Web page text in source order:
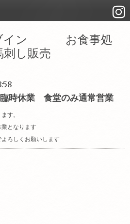
ブイン お食事処
刺し販売
時休業 食堂のみ通常営業
す。
となります
ろしくお願いします